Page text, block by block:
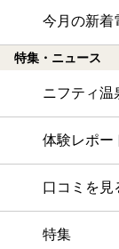
今月の新着
特集・ニュース
ニフティ温
体験レポー
口コミを見
特集